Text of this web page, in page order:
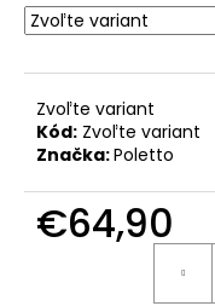
Zvoľte variant
Kód: Zvoľte variant
Značka:Poletto
€64,90
O
d
p
o